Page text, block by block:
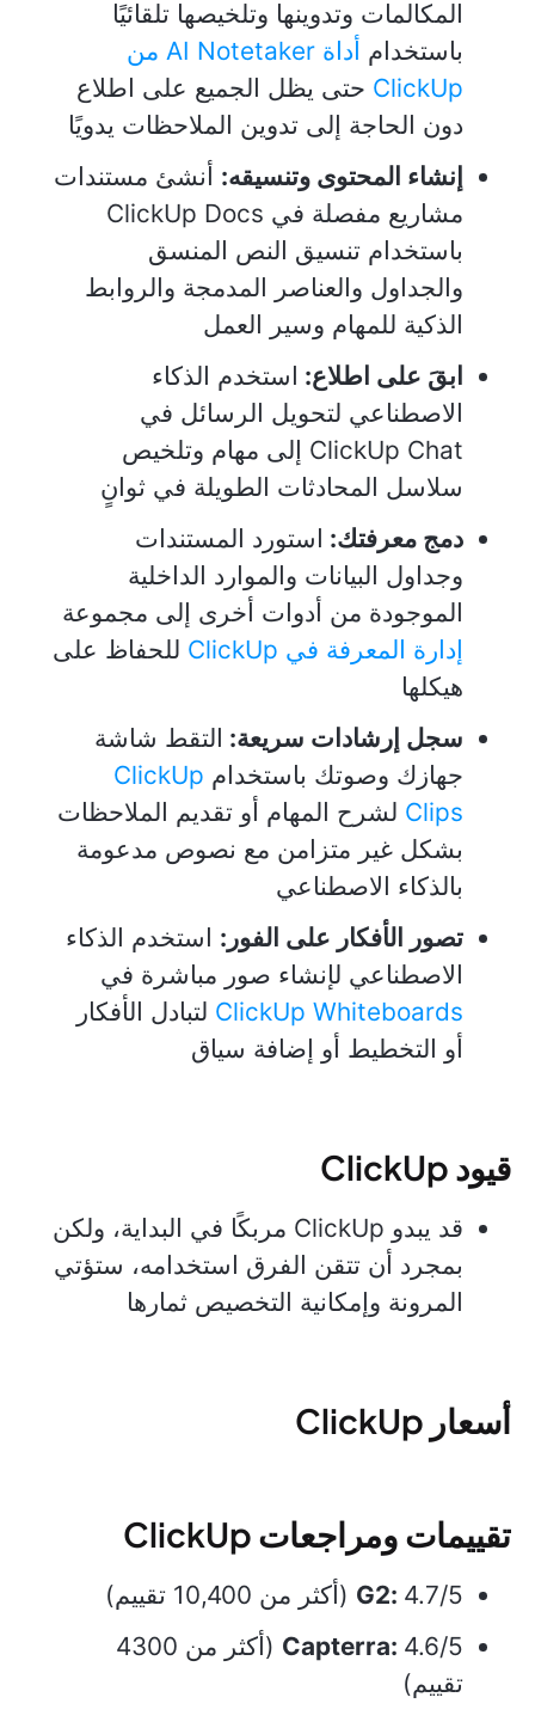
المكالمات وتدوينها وتلخيصها تلقائيًا
باستخدام
أداة AI Notetaker من
ClickUp حتى يظل الجميع على اطلاع
دون الحاجة إلى تدوين الملاحظات يدويًا
إنشاء المحتوى وتنسيقه: أنشئ مستندات
مشاريع مفصلة في ClickUp Docs
باستخدام تنسيق النص المنسق
والجداول والعناصر المدمجة والروابط
الذكية للمهام وسير العمل
ابقَ على اطلاع: استخدم الذكاء
الاصطناعي لتحويل الرسائل في
ClickUp Chat إلى مهام وتلخيص
سلاسل المحادثات الطويلة في ثوانٍ
دمج معرفتك: استورد المستندات
وجداول البيانات والموارد الداخلية
الموجودة من أدوات أخرى إلى مجموعة
إدارة المعرفة في ClickUp
للحفاظ على
هيكلها
سجل إرشادات سريعة: التقط شاشة
جهازك وصوتك باستخدام ClickUp
Clips لشرح المهام أو تقديم الملاحظات
بشكل غير متزامن مع نصوص مدعومة
بالذكاء الاصطناعي
تصور الأفكار على الفور: استخدم الذكاء
الاصطناعي لإنشاء صور مباشرة في
ClickUp Whiteboards لتبادل الأفكار
أو التخطيط أو إضافة سياق
قيود ClickUp
قد يبدو ClickUp مربكًا في البداية، ولكن
بمجرد أن تتقن الفرق استخدامه، ستؤتي
المرونة وإمكانية التخصيص ثمارها
أسعار ClickUp
تقييمات ومراجعات ClickUp
G2: 4.7/5 (أكثر من 10,400 تقييم)
Capterra:
4.6/5 (أكثر من 4300
تقييم)